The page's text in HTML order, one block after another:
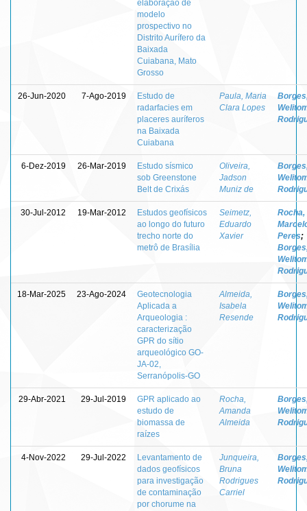
elaboração de
modelo
prospectivo no
Distrito Aurífero da
Baixada
Cuiabana, Mato
Grosso
26-Jun-2020 7-Ago-2019
Estudo de
radarfacies em
placeres auríferos
na Baixada
Cuiabana
Paula, Maria
Clara Lopes
6-Dez-2019 26-Mar-2019
Estudo sísmico
sob Greenstone
Belt de Crixás
Oliveira,
Jadson
Muniz de
30-Jul-2012 19-Mar-2012
Estudos geofísicos
ao longo do futuro
trecho norte do
metrô de Brasília
Seimetz,
Eduardo
Xavier
Rocha,
Peres;
18-Mar-2025 23-Ago-2024
Geotecnologia
Aplicada a
Arqueologia :
caracterização
GPR do sítio
arqueológico GO-
JA-02,
Serranópolis-GO
Almeida,
Isabela
Resende
29-Abr-2021 29-Jul-2019
GPR aplicado ao
estudo de
biomassa de
raízes
Rocha,
Amanda
Almeida
4-Nov-2022 29-Jul-2022
Levantamento de
dados geofísicos
para investigação
de contaminação
por chorume na
Junqueira,
Bruna
Rodrigues
Carriel